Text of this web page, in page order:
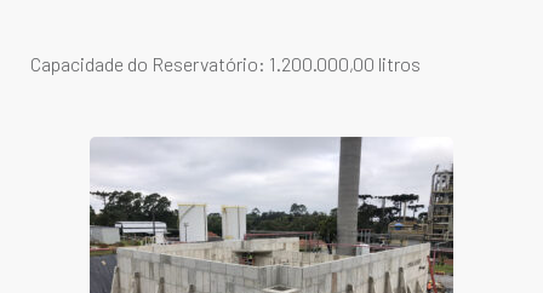
Capacidade do Reservatório: 1.200.000,00 litros